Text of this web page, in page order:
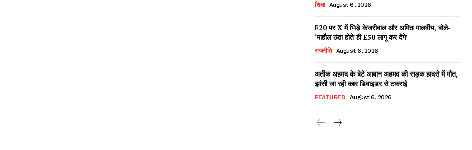
शिक्षा August 6, 2026
E20 पर X में भिड़े केजरीवाल और अमित मालवीय, बोले-
‘माहौल ठंडा होते ही E50 लागू कर देंगे’
राजनीति August 6, 2026
अतीक अहमद के बेटे आबान अहमद की सड़क हादसे में मौत,
झांसी जा रही कार डिवाइडर से टकराई
FEATURED August 6, 2026